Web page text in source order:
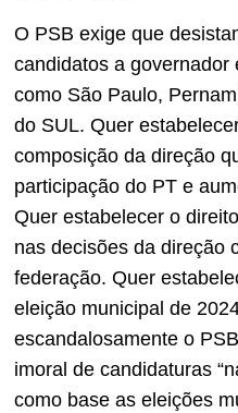
O PSB exige que
candidatos a governador
como São Paulo,
do SUL. Quer
composição da direção
participação do PT e
Quer estabelecer o
nas decisões da direção
federação. Quer
eleição municipal de
escandalosamente o
imoral de candidaturas
como base as eleições